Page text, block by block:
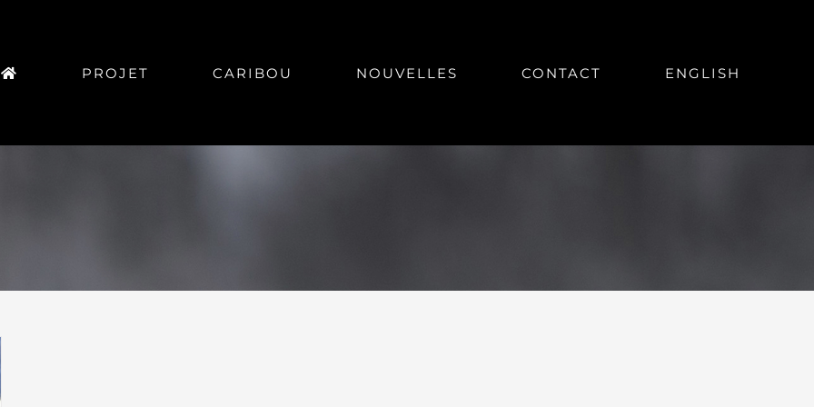
PROJET CARIBOU NOUVELLES CONTACT ENGLISH